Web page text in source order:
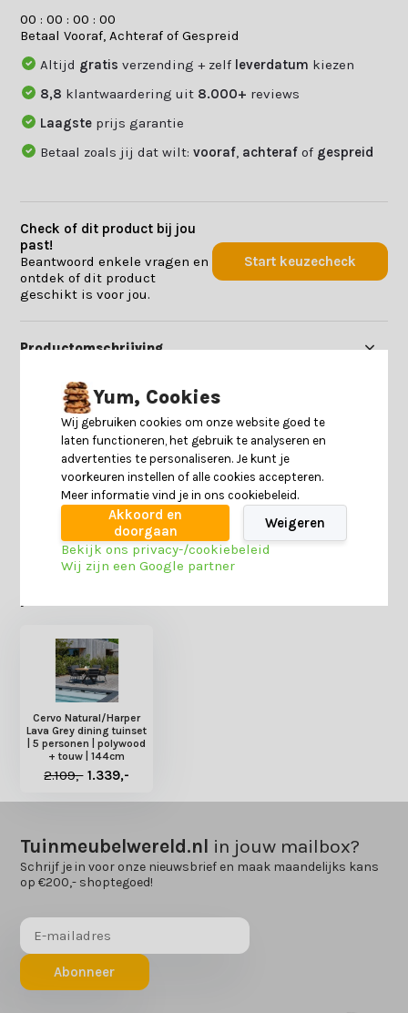
00 :00 :00 :00
Betaal Vooraf, Achteraf of Gespreid
Altijd gratisverzending + zelf leverdatum kiezen
8,8 klantwaardering uit 8.000+ reviews
Laagste prijs garantie
Betaal zoals jij dat wilt:vooraf achteraf of gespreid
Check of dit product bij jou
past!
Beantwoord enkele vragen en
ontdek of dit product
geschikt is voor jou.
Start keuzecheck
Productomschrijving
Specificaties
Reviews
Cervo Natural/Harper
Lava Grey dining tuinset
| 5 personen | polywood
+ touw | 144cm
2.109,- 1.339,-
Tuinmeubelwereld.nl in jouw mailbox?
Schrijf je in voor onze nieuwsbrief en maak maandelijks kans
op €200,- shoptegoed!
Abonneer
Yum, Cookies
Wij gebruiken cookies om onze website goed te
laten functioneren, het gebruik te analyseren en
advertenties te personaliseren. Je kunt je
voorkeuren instellen of alle cookies accepteren.
Meer informatie vind je in ons cookiebeleid.
Akkoord en
doorgaan
Weigeren
Bekijk ons privacy-/cookiebeleid
Wij zijn een Google partner